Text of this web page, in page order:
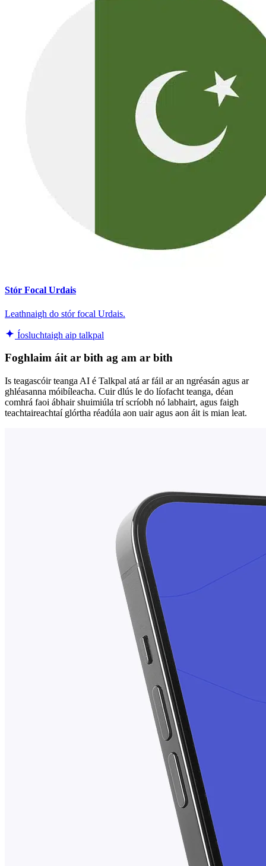
Stór Focal Urdais
Leathnaigh do stór focal Urdais.
Íosluchtaigh aip talkpal
Foghlaim áit ar bith ag am ar bith
Is teagascóir teanga AI é Talkpal atá ar fáil ar an ngréasán agus ar
ghléasanna móibíleacha. Cuir dlús le do líofacht teanga, déan
comhrá faoi ábhair shuimiúla trí scríobh nó labhairt, agus faigh
teachtaireachtaí glórtha réadúla aon uair agus aon áit is mian leat.